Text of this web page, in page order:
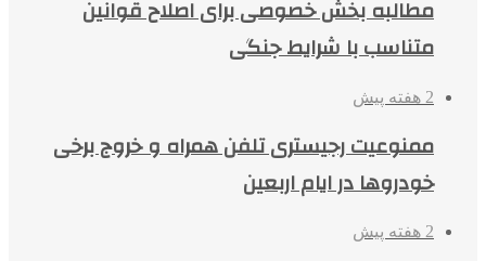
مطالبه بخش خصوصی برای اصلاح قوانین
متناسب با شرایط جنگی
2 هفته پیش
ممنوعیت رجیستری تلفن همراه و خروج برخی
خودروها در ایام اربعین
2 هفته پیش